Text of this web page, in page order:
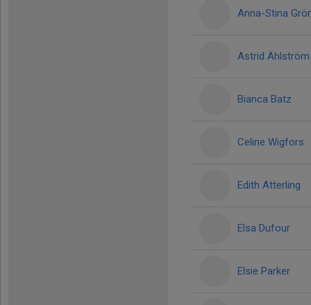
Anna-Stina
Astrid Ählström
Bianca Batz
Celine Wigfors
Edith Atterling
Elsa Dufour
Elsie Parker